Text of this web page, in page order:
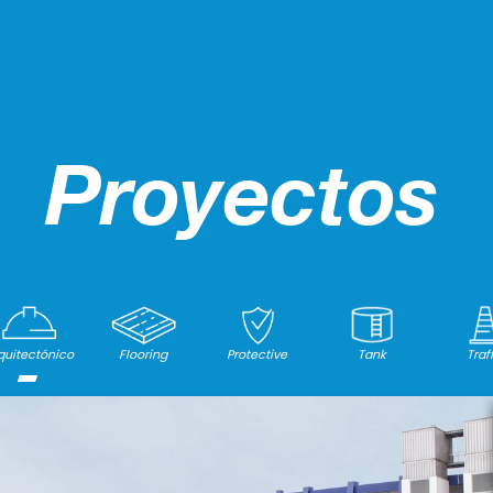
Proyectos
Flooring Protective Tank